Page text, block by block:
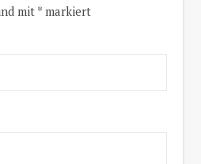
mit * markiert